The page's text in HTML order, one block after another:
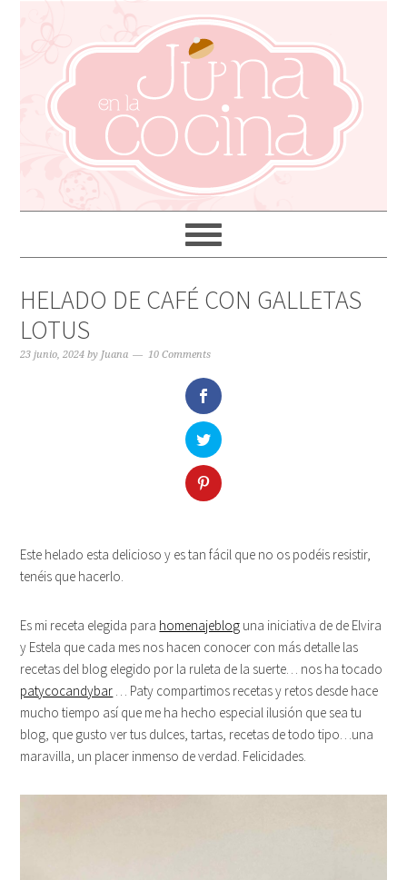
HELADO DE CAFÉ CON GALLETAS
LOTUS
23 junio, 2024 by Juana 10 Comments
Este helado esta delicioso y es tan fácil que no os podéis resistir,
tenéis que hacerlo.
Es mi receta elegida para homenajeblog una iniciativa de de Elvira
y Estela que cada mes nos hacen conocer con más detalle las
recetas del blog elegido por la ruleta de la suerte… nos ha tocado
patycocandybar … Paty compartimos recetas y retos desde hace
mucho tiempo así que me ha hecho especial ilusión que sea tu
blog, que gusto ver tus dulces, tartas, recetas de todo tipo…una
maravilla, un placer inmenso de verdad. Felicidades.